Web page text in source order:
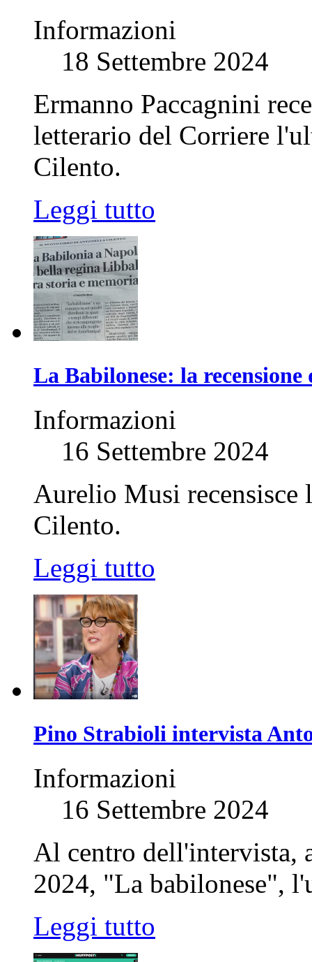
Informazioni
18 Settembre 2024
Ermanno Paccagnini
letterario del Corriere
Cilento.
Leggi tutto
La Babilonese: la
Informazioni
16 Settembre 2024
Aurelio Musi
Cilento.
Leggi tutto
Pino Strabioli intervista
Informazioni
16 Settembre 2024
Al centro dell'intervista,
2024, "La babilonese",
Leggi tutto